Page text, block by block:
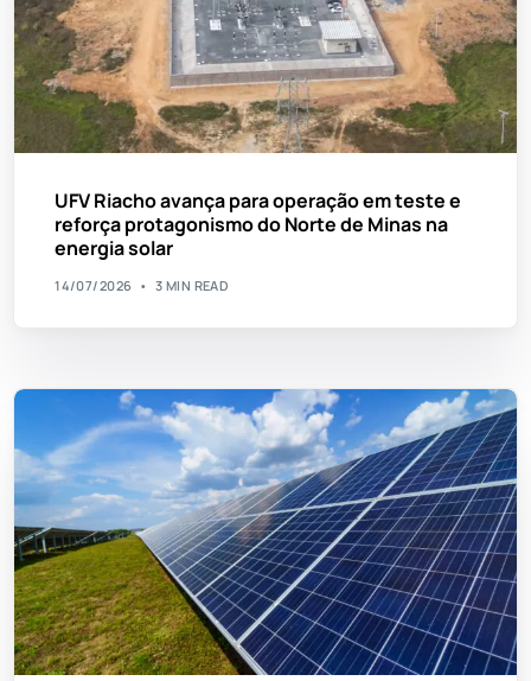
UFV Riacho avança para operação em teste e
reforça protagonismo do Norte de Minas na
energia solar
14/07/2026 3 MIN READ